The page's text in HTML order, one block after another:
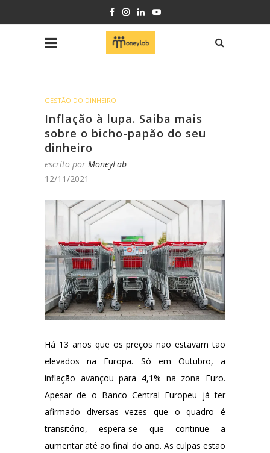
GESTÃO DO DINHEIRO
Inflação à lupa. Saiba mais
sobre o bicho-papão do seu
dinheiro
escrito por MoneyLab
12/11/2021
Há 13 anos que os preços não estavam tão
elevados na Europa. Só em Outubro, a
inflação avançou para 4,1% na zona Euro.
Apesar de o Banco Central Europeu já ter
afirmado diversas vezes que o quadro é
transitório, espera-se que continue a
aumentar até ao final do ano. As culpas estão